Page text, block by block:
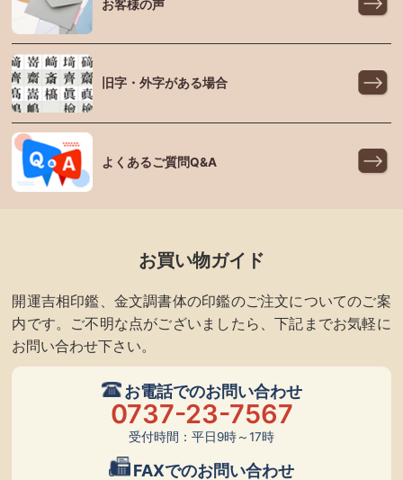
お客様の声
旧字・外字がある場合
よくあるご質問Q&A
お買い物ガイド
開運吉相印鑑、金文調書体の印鑑のご注文についてのご案
内です。ご不明な点がございましたら、下記までお気軽に
お問い合わせ下さい。
お電話でのお問い合わせ
0737-23-7567
受付時間：平日9時～17時
FAXでのお問い合わせ